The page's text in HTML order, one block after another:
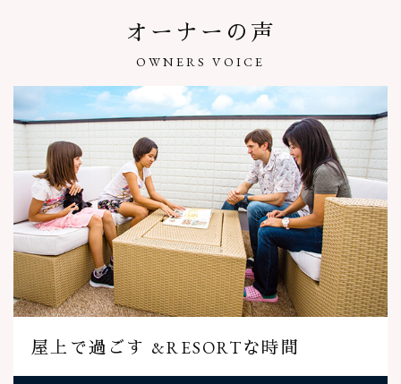
オーナーの声
OWNERS VOICE
屋上で過ごす &RESORTな時間